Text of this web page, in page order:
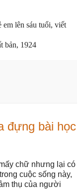
lên sáu tuổi, viết
bản, 1924
đựng bài học
chữ nhưng lại có
cuộc sống này,
thụ của người